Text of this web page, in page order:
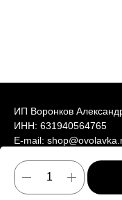
ИП Воронков
ИНН: 631940564765
E-mail:
Политика
Публичная оферта